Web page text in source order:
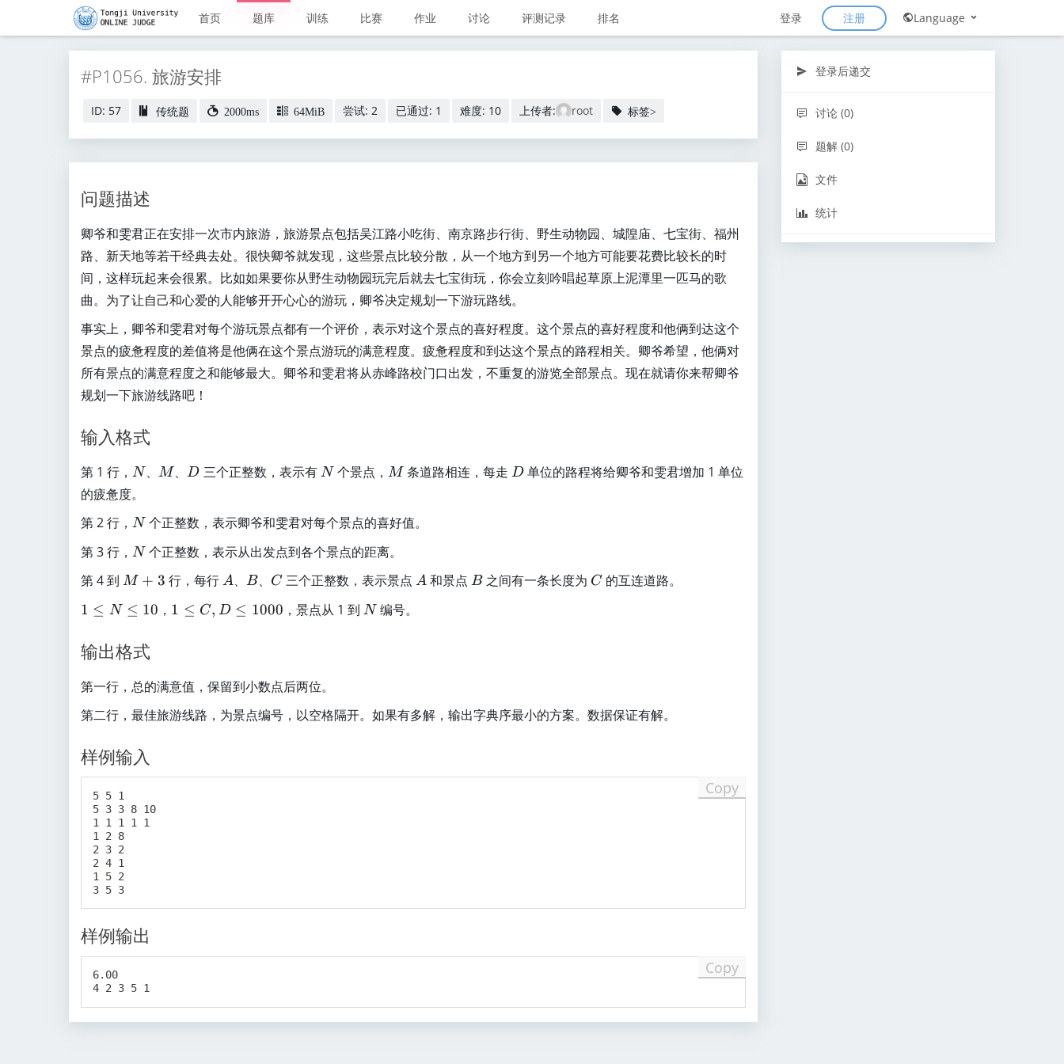
首页 题库 训练 比赛 作业 讨论 评测记录 排名 登录 注册 Language
#P1056. 旅游安排
ID: 57 传统题 2000ms 64MiB 尝试: 2 已通过: 1 难度: 10 上传者: root 标签>
问题描述
卿爷和雯君正在安排一次市内旅游，旅游景点包括吴江路小吃街、南京路步行街、野生动物园、城隍庙、七宝街、福州
路、新天地等若干经典去处。很快卿爷就发现，这些景点比较分散，从一个地方到另一个地方可能要花费比较长的时
间，这样玩起来会很累。比如如果要你从野生动物园玩完后就去七宝街玩，你会立刻吟唱起草原上泥潭里一匹马的歌
曲。为了让自己和心爱的人能够开开心心的游玩，卿爷决定规划一下游玩路线。
事实上，卿爷和雯君对每个游玩景点都有一个评价，表示对这个景点的喜好程度。这个景点的喜好程度和他俩到达这个
景点的疲惫程度的差值将是他俩在这个景点游玩的满意程度。疲惫程度和到达这个景点的路程相关。卿爷希望，他俩对
所有景点的满意程度之和能够最大。卿爷和雯君将从赤峰路校门口出发，不重复的游览全部景点。现在就请你来帮卿爷
规划一下旅游线路吧！
输入格式
第 1 行， N
N 、M
M 、D
D 三个正整数，表示有 N
N个景点， M
M条道路相连，每走 D
D 单位的路程将给卿爷和雯君增加 1 单位
的疲惫度。
第 2 行， N
N 个正整数，表示卿爷和雯君对每个景点的喜好值。
第 3 行， N
N 个正整数，表示从出发点到各个景点的距离。
第 4 到 M
3
M + 3 行，每行 A
A、 B
B、 C
C三个正整数，表示景点 A
A和景点 B
B之间有一条长度为 C
C 的互连道路。
1
le
q
N
\
le
1
0
1 ≤ N ≤ 10 ， 1
C
,
D
1 ≤ C, D ≤ 1000 ，景点从 1 到 N
N编号。
输出格式
第一行，总的满意值，保留到小数点后两位。
第二行，最佳旅游线路，为景点编号，以空格隔开。如果有多解，输出字典序最小的方案。数据保证有解。
样例输入
5 5 1
5 3 3 8 10
1 1 1 1 1
1 2 8
2 3 2
2 4 1
1 5 2
Copy
样例输出
6.00
Copy
登录后递交
讨论 (0)
题解 (0)
文件
统计